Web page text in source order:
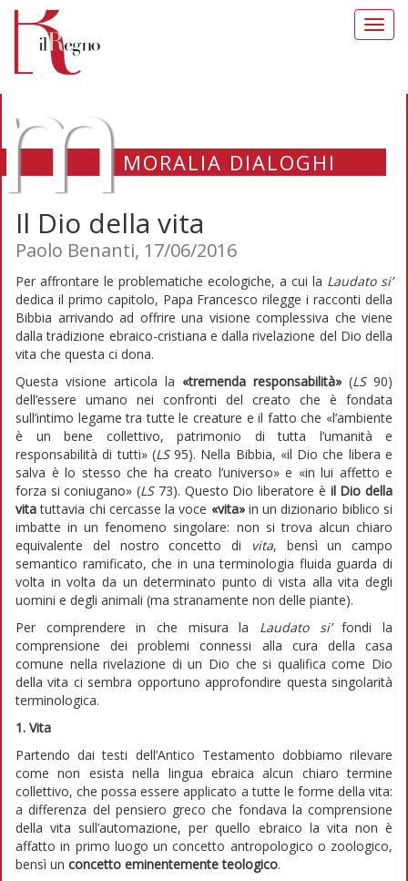
MORALIA DIALOGHI
Il Dio della vita
Paolo Benanti, 17/06/2016
Per affrontare le problematiche ecologiche, a cui la Laudato si’
dedica il primo capitolo, Papa Francesco rilegge i racconti della
Bibbia arrivando ad offrire una visione complessiva che viene
dalla tradizione ebraico-cristiana e dalla rivelazione del Dio della
vita che questa ci dona.
Questa visione articola la «tremenda responsabilità» (LS90)
dell’essere umano nei confronti del creato che è fondata
sull’intimo legame tra tutte le creature e il fatto che «l’ambiente
è un bene collettivo, patrimonio di tutta l’umanità e
responsabilità di tutti» (LS95). Nella Bibbia, «il Dio che libera e
salva è lo stesso che ha creato l’universo» e «in lui affetto e
forza si coniugano» (LS73). Questo Dio liberatore è il Dio della
vitatuttavia chi cercasse la voce «vita»in un dizionario biblico si
imbatte in un fenomeno singolare: non si trova alcun chiaro
equivalente del nostro concetto di
vita, bensì un campo
semantico ramificato, che in una terminologia fluida guarda di
volta in volta da un determinato punto di vista alla vita degli
uomini e degli animali (ma stranamente non delle piante).
Per comprendere in che misura la Laudato si’fondi la
comprensione dei problemi connessi alla cura della casa
comune nella rivelazione di un Dio che si qualifica come Dio
della vita ci sembra opportuno approfondire questa singolarità
terminologica.
1. Vita
Partendo dai testi dell’Antico Testamento dobbiamo rilevare
come non esista nella lingua ebraica alcun chiaro termine
collettivo, che possa essere applicato a tutte le forme della vita:
a differenza del pensiero greco che fondava la comprensione
della vita sull’automazione, per quello ebraico la vita non è
affatto in primo luogo un concetto antropologico o zoologico,
bensì un concetto eminentemente teologico.